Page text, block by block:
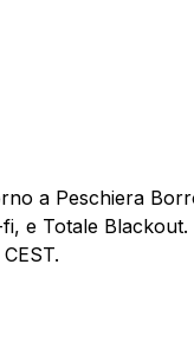
a Peschiera
e Totale Blackout.